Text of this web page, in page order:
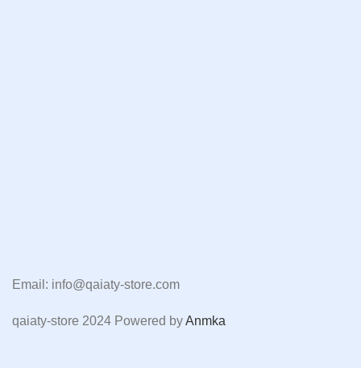
Email: info@qaiaty-store.com
qaiaty-store 2024 Powered byAnmka